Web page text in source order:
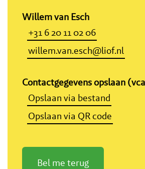
Willem van Esch
+31 6 20 11 02 06
willem.van.esch@liof.nl
Contactgegevens opslaan
Opslaan via bestand
Opslaan via QR code
Bel me terug